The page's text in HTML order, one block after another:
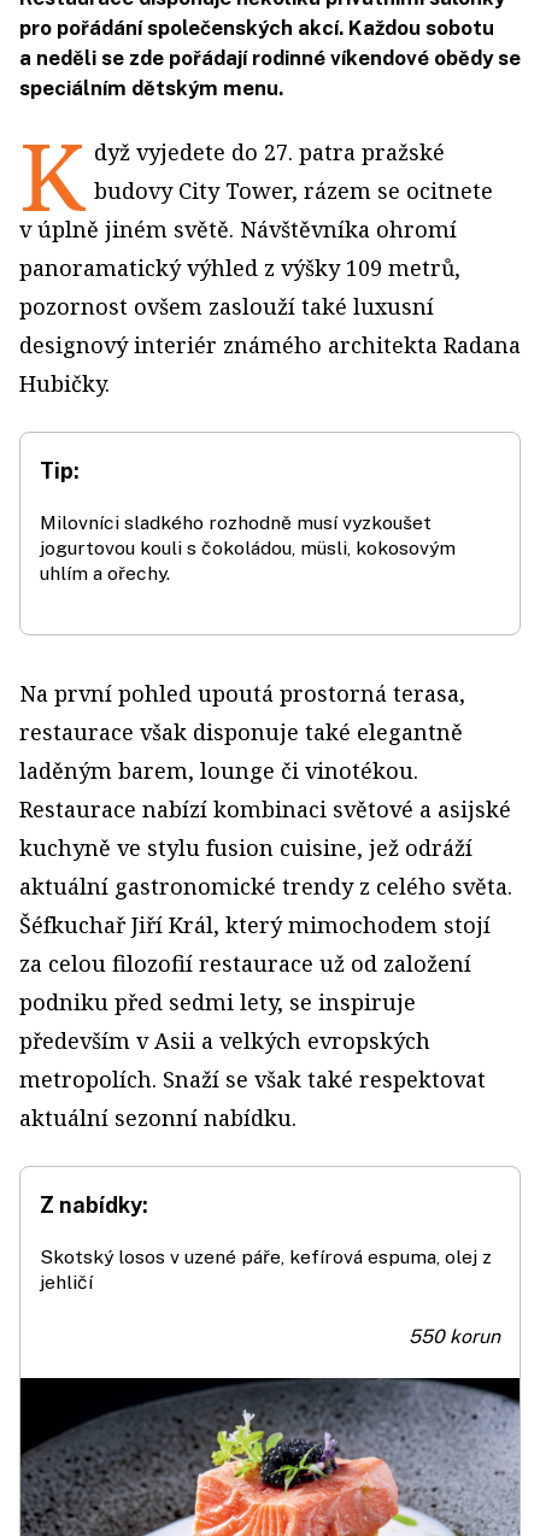
pro pořádání společenských akcí. Každou sobotu
a neděli se zde pořádají rodinné víkendové obědy se
speciálním dětským menu.
K dyž vyjedete do 27. patra pražské
budovy City Tower, rázem se ocitnete
v úplně jiném světě. Návštěvníka ohromí
panoramatický výhled z výšky 109 metrů,
pozornost ovšem zaslouží také luxusní
designový interiér známého architekta Radana
Hubičky.
Tip:
Milovníci sladkého rozhodně musí vyzkoušet
jogurtovou kouli s čokoládou, müsli, kokosovým
uhlím a ořechy.
Na první pohled upoutá prostorná terasa,
restaurace však disponuje také elegantně
laděným barem, lounge či vinotékou.
Restaurace nabízí kombinaci světové a asijské
kuchyně ve stylu fusion cuisine, jež odráží
aktuální gastronomické trendy z celého světa.
Šéfkuchař Jiří Král, který mimochodem stojí
za celou filozofií restaurace už od založení
podniku před sedmi lety, se inspiruje
především v Asii a velkých evropských
metropolích. Snaží se však také respektovat
aktuální sezonní nabídku.
Z nabídky:
Skotský losos v uzené páře, kefírová espuma, olej z
jehličí
550 korun